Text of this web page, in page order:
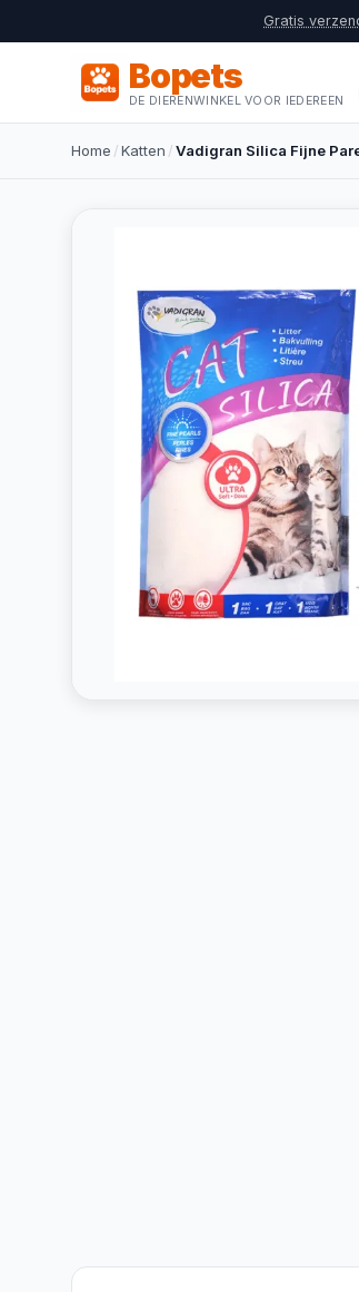
Gratis
Bopets
DE DIERENWINKEL VOOR IEDEREEN
Home /Katten /Vadigran Silica Fijne